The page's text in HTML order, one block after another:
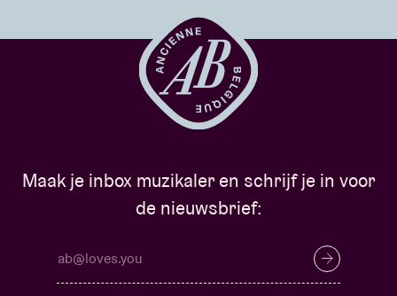
Maak je inbox muzikaler en schrijf je in voor
de nieuwsbrief: